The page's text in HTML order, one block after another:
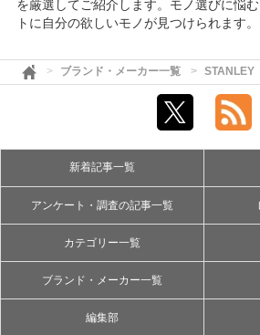
を厳選してご紹介します。モノ選びに悩
トに自分の欲しいモノが見つけられます。
ブランド・メーカー一覧 STANLEY
新着記事一覧
アンケート・調査の記事一覧
カテゴリー一覧
ブランド・メーカー一覧
編集部